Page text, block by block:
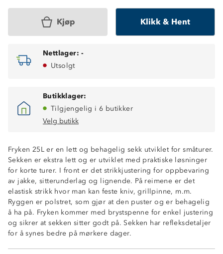
Kjøp Klikk & Hent
Nettlager: -
Utsolgt
Butikklager:
Tilgjengelig i 6 butikker
Velg butikk
Fryken 25L er en lett og behagelig sekk utviklet for småturer.
Sekken er ekstra lett og er utviklet med praktiske løsninger
for korte turer. I front er det strikkjustering for oppbevaring
av jakke, sitterunderlag og lignende. På reimene er det
elastisk strikk hvor man kan feste kniv, grillpinne, m.m.
Ryggen er polstret, som gjør at den puster og er behagelig
å ha på. Fryken kommer med brystspenne for enkel justering
og sikrer at sekken sitter godt på. Sekken har refleksdetaljer
for å synes bedre på mørkere dager.
Volum: 25 L
Vekt: 360 g
Mål: 48 cm høy
Vektkapasitet: 9-10 kg
Hovedrom med åpen lomme i ryggen
Topplomme med glidelås
Strikkfester i front
Meshlomme på siden
Knagghempe